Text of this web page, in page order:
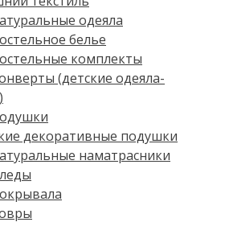
одеяла
белье
комплекты
(детские одеяла-
декоративные подушки
наматрасники